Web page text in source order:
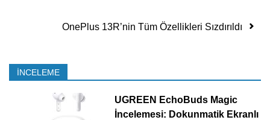
OnePlus 13R’nin Tüm Özellikleri Sızdırıldı
İNCELEME
UGREEN EchoBuds Magic
İncelemesi: Dokunmatik Ekranlı